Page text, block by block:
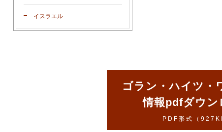
イスラエル
ゴラン・ハイツ・
情報pdfダウン
PDF形式（